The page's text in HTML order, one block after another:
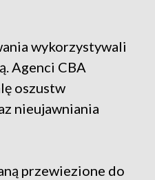
wykorzystywali
Agenci CBA
oszustw
nieujawniania
przewiezione do